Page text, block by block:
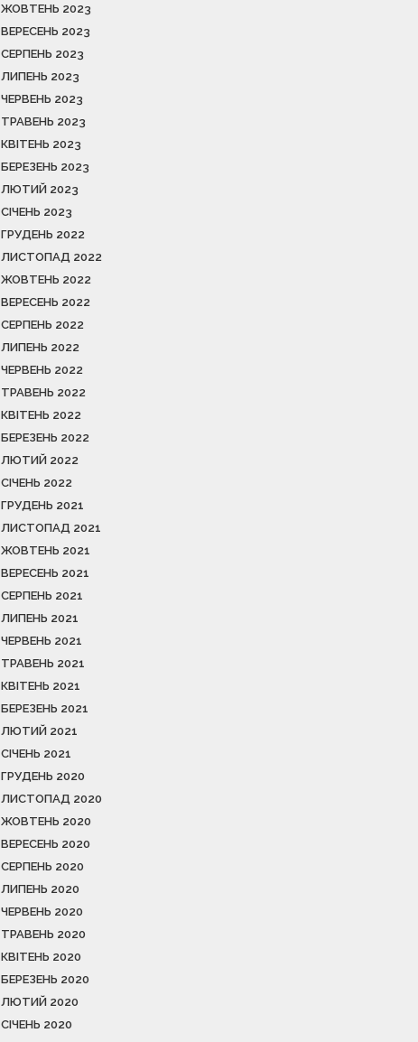
ЖОВТЕНЬ 2023
ВЕРЕСЕНЬ 2023
СЕРПЕНЬ 2023
ЛИПЕНЬ 2023
ЧЕРВЕНЬ 2023
ТРАВЕНЬ 2023
КВІТЕНЬ 2023
БЕРЕЗЕНЬ 2023
ЛЮТИЙ 2023
СІЧЕНЬ 2023
ГРУДЕНЬ 2022
ЛИСТОПАД 2022
ЖОВТЕНЬ 2022
ВЕРЕСЕНЬ 2022
СЕРПЕНЬ 2022
ЛИПЕНЬ 2022
ЧЕРВЕНЬ 2022
ТРАВЕНЬ 2022
КВІТЕНЬ 2022
БЕРЕЗЕНЬ 2022
ЛЮТИЙ 2022
СІЧЕНЬ 2022
ГРУДЕНЬ 2021
ЛИСТОПАД 2021
ЖОВТЕНЬ 2021
ВЕРЕСЕНЬ 2021
СЕРПЕНЬ 2021
ЛИПЕНЬ 2021
ЧЕРВЕНЬ 2021
ТРАВЕНЬ 2021
КВІТЕНЬ 2021
БЕРЕЗЕНЬ 2021
ЛЮТИЙ 2021
СІЧЕНЬ 2021
ГРУДЕНЬ 2020
ЛИСТОПАД 2020
ЖОВТЕНЬ 2020
ВЕРЕСЕНЬ 2020
СЕРПЕНЬ 2020
ЛИПЕНЬ 2020
ЧЕРВЕНЬ 2020
ТРАВЕНЬ 2020
КВІТЕНЬ 2020
БЕРЕЗЕНЬ 2020
ЛЮТИЙ 2020
СІЧЕНЬ 2020